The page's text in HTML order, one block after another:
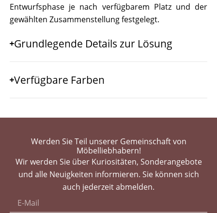
Entwurfsphase je nach verfügbarem Platz und der
gewählten Zusammenstellung festgelegt.
Grundlegende Details zur Lösung
Verfügbare Farben
Werden Sie Teil unserer Gemeinschaft von
Möbelliebhabern!
Wir werden Sie über Kuriositäten, Sonderangebote
und alle Neuigkeiten informieren. Sie können sich
auch jederzeit abmelden.